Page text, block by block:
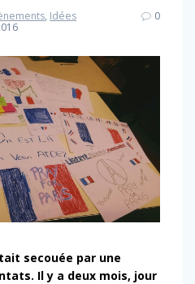
, Idées
0
secouée par une
Il y a deux mois, jour